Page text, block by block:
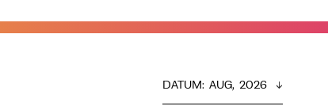
DATUM: AUG,  2026